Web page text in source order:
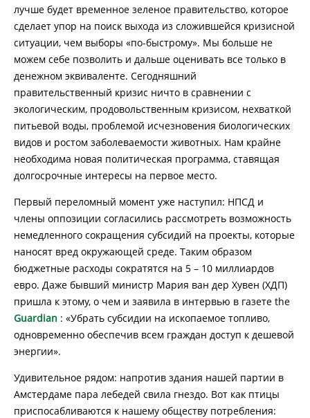
лучше будет временное зеленое правительство, которое
сделает упор на поиск выхода из сложившейся кризисной
ситуации, чем выборы «по-быстрому». Мы больше не
можем себе позволить и дальше оценивать все только в
денежном эквиваленте. Сегодняшний
правительственный кризис ничто в сравнении с
экологическим, продовольственным кризисом, нехваткой
питьевой воды, проблемой исчезновения биологических
видов и ростом заболеваемости животных. Нам крайне
необходима новая политическая программа, ставящая
долгосрочные интересы на первое место.
Первый переломный момент уже наступил: НПСД и
члены оппозиции согласились рассмотреть возможность
немедленного сокращения субсидий на проекты, которые
наносят вред окружающей среде. Таким образом
бюджетные расходы сократятся на 5 – 10 миллиардов
евро. Даже бывший министр Мария ван дер Хувен (ХДП)
пришла к этому, о чем и заявила в интервью в газете the
Guardian : «Убрать субсидии на ископаемое топливо,
одновременно обеспечив всем граждан доступ к дешевой
энергии».
Удивительное рядом: напротив здания нашей партии в
Амстердаме пара лебедей свила гнездо. Вот как птицы
приспосабливаются к нашему обществу потребления: